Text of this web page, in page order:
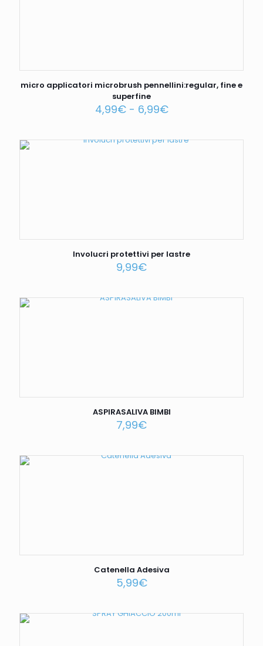
micro applicatori microbrush pennellini:regular, fine e
superfine
4,99€ - 6,99€
Involucri protettivi per lastre
9,99€
ASPIRASALIVA BIMBI
7,99€
Catenella Adesiva
5,99€